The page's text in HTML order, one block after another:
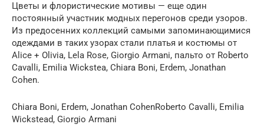
Цветы и флористические мотивы — еще один
постоянный участник модных перегонов среди узоров.
Из предосенних коллекций самыми запоминающимися
одеждами в таких узорах стали платья и костюмы от
Alice + Olivia, Lela Rose, Giorgio Armani, пальто от Roberto
Cavalli, Emilia Wickstea, Chiara Boni, Erdem, Jonathan
Cohen.
Chiara Boni, Erdem, Jonathan CohenRoberto Cavalli, Emilia
Wickstead, Giorgio Armani